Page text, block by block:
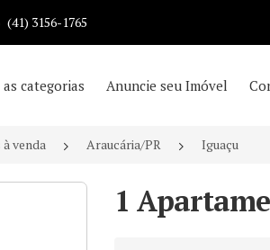
(41) 3156-1765
as categorias Anuncie seu Imóvel
venda Araucária/PR Iguaçu
1